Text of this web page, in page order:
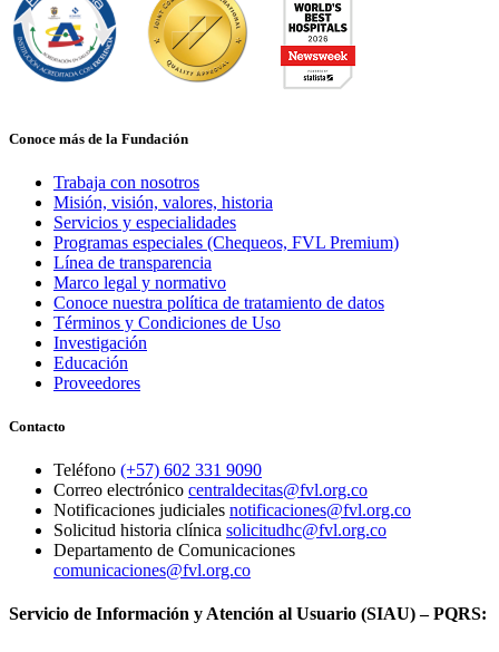
Conoce más de la Fundación
Trabaja con nosotros
Misión, visión, valores, historia
Servicios y especialidades
Programas especiales (Chequeos, FVL Premium)
Línea de transparencia
Marco legal y normativo
Conoce nuestra política de tratamiento de datos
Términos y Condiciones de Uso
Investigación
Educación
Proveedores
Contacto
Teléfono (+57) 602 331 9090
Correo electrónico centraldecitas@fvl.org.co
Notificaciones judiciales notificaciones@fvl.org.co
Solicitud historia clínica solicitudhc@fvl.org.co
Departamento de Comunicaciones
comunicaciones@fvl.org.co
Servicio de Información y Atención al Usuario (SIAU) – PQRS: